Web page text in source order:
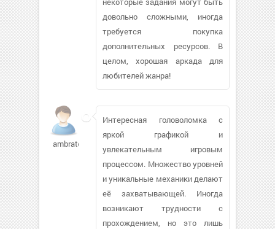
довольно сложными, иногда
требуется покупка
дополнительных ресурсов. В
целом, хорошая аркада для
любителей жанра!
ambratos763
Интересная головоломка с
яркой графикой и
увлекательным игровым
процессом. Множество уровней
и уникальные механики делают
её захватывающей. Иногда
возникают трудности с
прохождением, но это лишь